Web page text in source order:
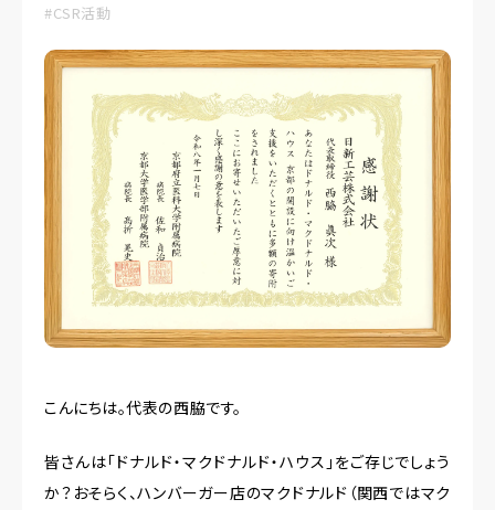
#CSR活動
こんにちは。代表の西脇です。
皆さんは「ドナルド・マクドナルド・ハウス」をご存じでしょう
か？おそらく、ハンバーガー店のマクドナルド（関西ではマク